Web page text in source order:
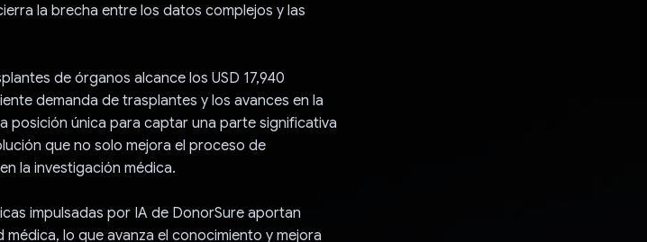
la brecha entre los datos complejos y las
de órganos alcance los USD 17,940
demanda de trasplantes y los avances en la
posición única para captar una parte significativa
que no solo mejora el proceso de
la investigación médica.
impulsadas por IA de DonorSure aportan
lo que avanza el conocimiento y mejora